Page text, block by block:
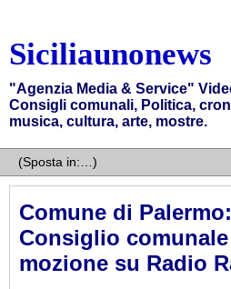
Siciliaunonews
"Agenzia Media & Service"
Consigli comunali, Politica,
musica, cultura, arte, mostre.
Comune di
Consiglio
mozione su Radio